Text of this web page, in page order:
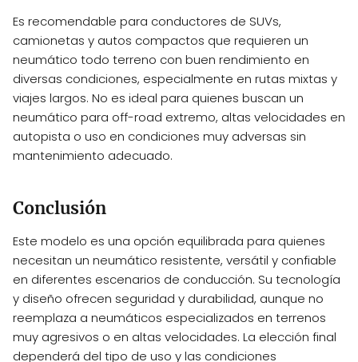
Es recomendable para conductores de SUVs,
camionetas y autos compactos que requieren un
neumático todo terreno con buen rendimiento en
diversas condiciones, especialmente en rutas mixtas y
viajes largos. No es ideal para quienes buscan un
neumático para off-road extremo, altas velocidades en
autopista o uso en condiciones muy adversas sin
mantenimiento adecuado.
Conclusión
Este modelo es una opción equilibrada para quienes
necesitan un neumático resistente, versátil y confiable
en diferentes escenarios de conducción. Su tecnología
y diseño ofrecen seguridad y durabilidad, aunque no
reemplaza a neumáticos especializados en terrenos
muy agresivos o en altas velocidades. La elección final
dependerá del tipo de uso y las condiciones